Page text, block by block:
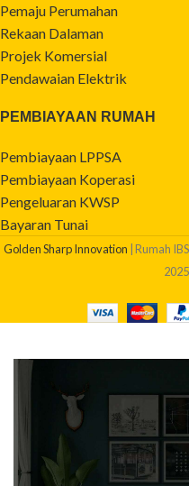
Pemaju Perumahan
Rekaan Dalaman
Projek Komersial
Pendawaian Elektrik
PEMBIAYAAN RUMAH
Pembiayaan LPPSA
Pembiayaan Koperasi
Pengeluaran KWSP
Bayaran Tunai
Golden Sharp Innovation | Rumah
BERAPAKAH
Dapatkan quotation